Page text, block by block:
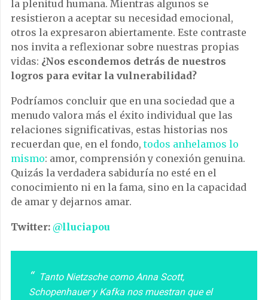
la plenitud humana. Mientras algunos se
resistieron a aceptar su necesidad emocional,
otros la expresaron abiertamente. Este contraste
nos invita a reflexionar sobre nuestras propias
vidas: ¿Nos escondemos detrás de nuestros
logros para evitar la vulnerabilidad?
Podríamos concluir que en una sociedad que a
menudo valora más el éxito individual que las
relaciones significativas, estas historias nos
recuerdan que, en el fondo,todos anhelamos lo
mismo: amor, comprensión y conexión genuina.
Quizás la verdadera sabiduría no esté en el
conocimiento ni en la fama, sino en la capacidad
de amar y dejarnos amar.
Twitter: @lluciapou
Tanto Nietzsche como Anna Scott,
Schopenhauer y Kafka nos muestran que el